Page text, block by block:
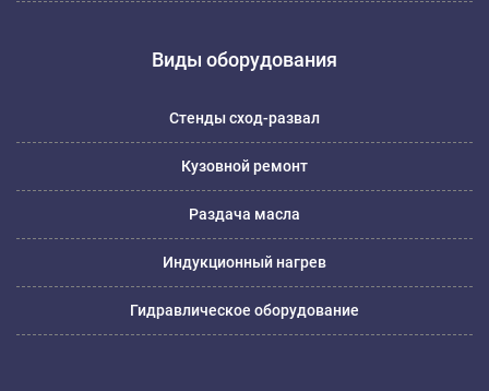
Виды оборудования
Стенды сход-развал
Кузовной ремонт
Раздача масла
Индукционный нагрев
Гидравлическое оборудование